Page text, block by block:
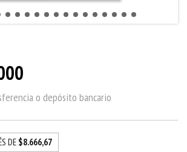
o depósito bancario
DE $8.666,67